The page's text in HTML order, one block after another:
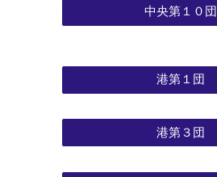
中央第１０団
港第１団
港第３団